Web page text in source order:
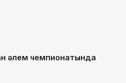
әлем чемпионатында